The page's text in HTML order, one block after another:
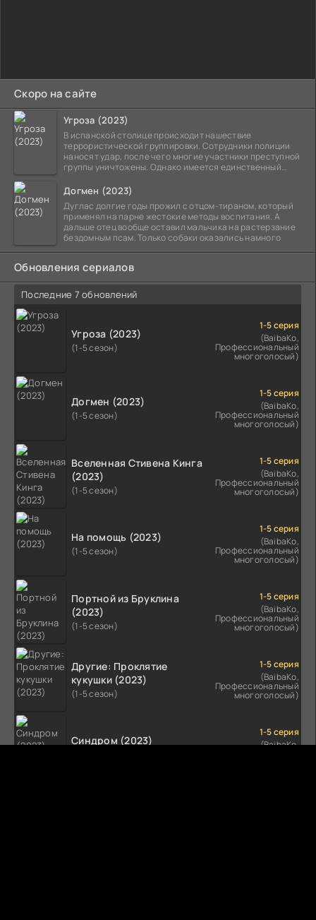
Скоро на сайте
Угроза (2023)
В испанской столице происходит нашествие
террористической группировки. Сотрудники полиции
наносят удар, после чего многие участники преступной
группы уничтожены. Однако имеется единственный
Догмен (2023)
Дуглас долгие годы прожил с отцом-тираном, который
применял на парне жестокие методы воспитания. А
дальше отец вообще оставил мальчика на растерзание
бездомным псам. Только собаки оказались намного
Обновления сериалов
Последние 7 обновлений
Угроза (2023)
(1-5 сезон)
1-5 серия
(BaibaKo,
Профессиональный
многоголосый)
Догмен (2023)
(1-5 сезон)
1-5 серия
(BaibaKo,
Профессиональный
многоголосый)
Вселенная Стивена Кинга
(2023)
(1-5 сезон)
1-5 серия
(BaibaKo,
Профессиональный
многоголосый)
На помощь (2023)
(1-5 сезон)
1-5 серия
(BaibaKo,
Профессиональный
многоголосый)
Портной из Бруклина
(2023)
(1-5 сезон)
1-5 серия
(BaibaKo,
Профессиональный
многоголосый)
Другие: Проклятие
кукушки (2023)
(1-5 сезон)
1-5 серия
(BaibaKo,
Профессиональный
многоголосый)
Синдром (2023)
1-5 серия
(BaibaKo,